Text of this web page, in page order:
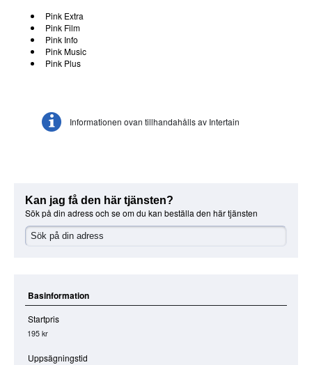
Pink Extra
Pink Film
Pink Info
Pink Music
Pink Plus
Informationen ovan tillhandahålls av Intertain
Kan jag få den här tjänsten?
Sök på din adress och se om du kan beställa den här tjänsten
Basinformation
Startpris
195 kr
Uppsägningstid